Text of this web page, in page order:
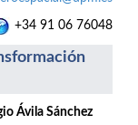
+34 91 06 76048
Ávila Sánchez